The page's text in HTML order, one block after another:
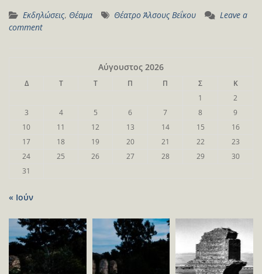
Εκδηλώσεις, Θέαμα Θέατρο Άλσους Βεΐκου
Leave a
comment
Αύγουστος 2026
Δ Τ Τ Π Π Σ
Κ
1
2
3
4 5 6 7 8
9
10
11 12 13 14 15
16
17
18 19 20 21 22
23
24
25 26 27 28 29
30
31
« Ιούν